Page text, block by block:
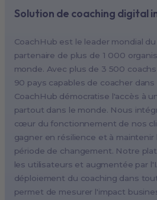
Solution de coaching digital
CoachHub est le leader mondial
partenaire de plus de 1 000
monde. Avec plus de 3 500
90 pays capables de coacher
CoachHub démocratise l'accès à
partout dans le monde. Nous
cœur du fonctionnement de nos
gagner en résilience et à
période de changement. Notre
les utilisateurs et augmentée par
déploiement du coaching dans
permet de mesurer l'impact
New York, USA (North America HQ)
London, UK
Paris, France
Melbourne, Australia
Amsterdam, Netherlands
Milan, Italy
Madrid, Spain
Stockholm, Sweden
Vienna, Austria